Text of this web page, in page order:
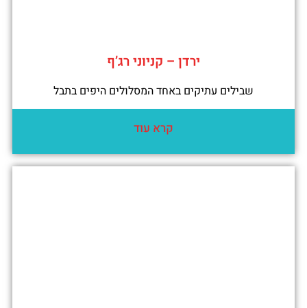
ירדן – קניוני רג’ף
שבילים עתיקים באחד המסלולים היפים בתבל
קרא עוד